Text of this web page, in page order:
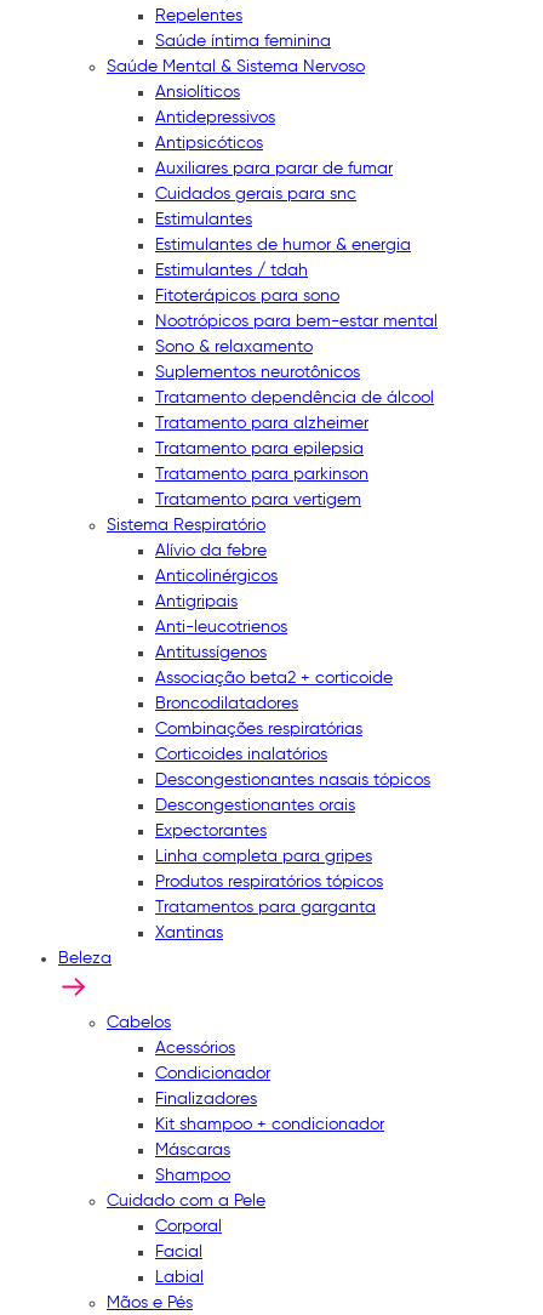
Repelentes
Saúde íntima feminina
Saúde Mental & Sistema Nervoso
Ansiolíticos
Antidepressivos
Antipsicóticos
Auxiliares para parar de fumar
Cuidados gerais para snc
Estimulantes
Estimulantes de humor & energia
Estimulantes / tdah
Fitoterápicos para sono
Nootrópicos para bem-estar mental
Sono & relaxamento
Suplementos neurotônicos
Tratamento dependência de álcool
Tratamento para alzheimer
Tratamento para epilepsia
Tratamento para parkinson
Tratamento para vertigem
Sistema Respiratório
Alívio da febre
Anticolinérgicos
Antigripais
Anti-leucotrienos
Antitussígenos
Associação beta2 + corticoide
Broncodilatadores
Combinações respiratórias
Corticoides inalatórios
Descongestionantes nasais tópicos
Descongestionantes orais
Expectorantes
Linha completa para gripes
Produtos respiratórios tópicos
Tratamentos para garganta
Xantinas
Beleza
Cabelos
Acessórios
Condicionador
Finalizadores
Kit shampoo + condicionador
Máscaras
Shampoo
Cuidado com a Pele
Corporal
Facial
Labial
Mãos e Pés